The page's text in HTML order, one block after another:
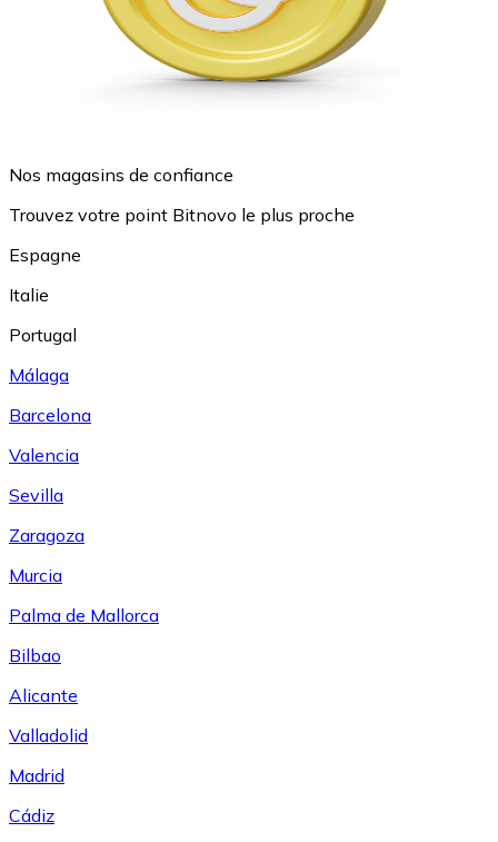
Nos magasins de confiance
Trouvez votre point Bitnovo le plus proche
Espagne
Italie
Portugal
Málaga
Barcelona
Valencia
Sevilla
Zaragoza
Murcia
Palma de Mallorca
Bilbao
Alicante
Valladolid
Madrid
Cádiz